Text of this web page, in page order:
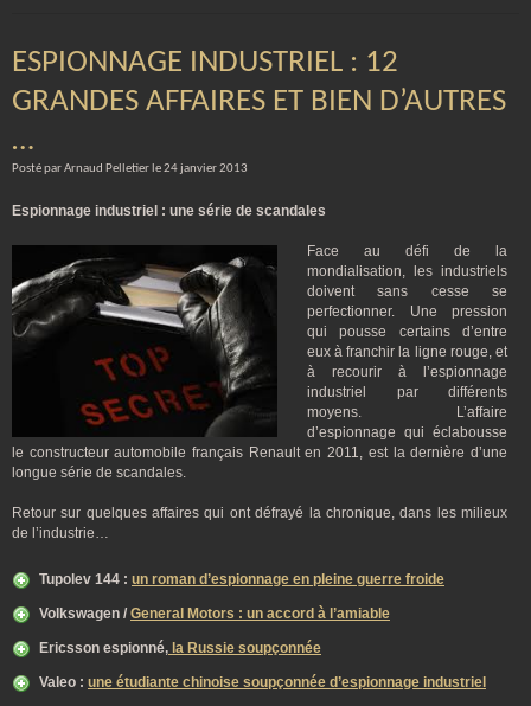
ESPIONNAGE INDUSTRIEL : 12
GRANDES AFFAIRES ET BIEN D’AUTRES
…
Posté par Arnaud Pelletier le 24 janvier 2013
Espionnage industriel : une série de scandales
Face au défi de la
mondialisation, les industriels
doivent sans cesse se
perfectionner. Une pression
qui pousse certains d’entre
eux à franchir la ligne rouge, et
à recourir à l’espionnage
industriel par différents
moyens. L’affaire
d’espionnage qui éclabousse
le constructeur automobile français Renault en 2011, est la dernière d’une
longue série de scandales.
Retour sur quelques affaires qui ont défrayé la chronique, dans les milieux
de l’industrie…
Tupolev 144 : un roman d’espionnage en pleine guerre froide
Volkswagen / General Motors : un accord à l’amiable
Ericsson espionné, la Russie soupçonnée
Valeo : une étudiante chinoise soupçonnée d’espionnage industriel